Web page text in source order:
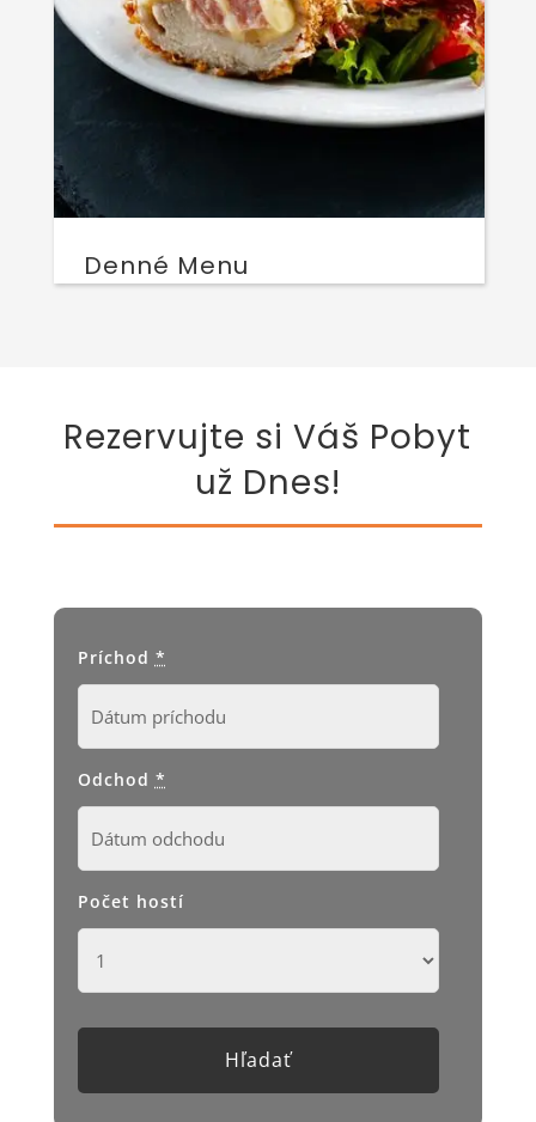
Denné Menu
Rezervujte si Váš Pobyt
už Dnes!
Príchod *
Odchod *
Počet hostí